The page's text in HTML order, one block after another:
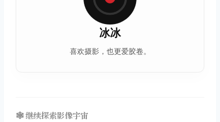
冰冰
喜欢摄影，也更爱胶卷。
🕸️ 继续探索影像宇宙